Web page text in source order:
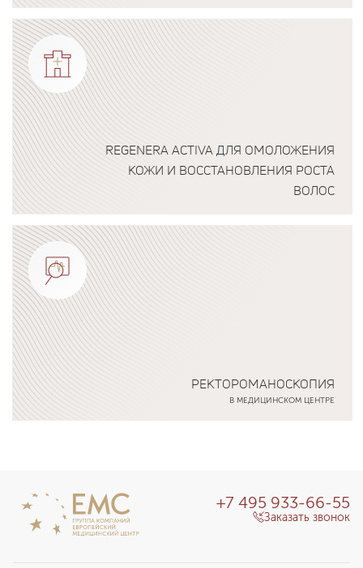
Подробнее о программе
REGENERA ACTIVA ДЛЯ ОМОЛОЖЕНИЯ
КОЖИ И ВОССТАНОВЛЕНИЯ РОСТА
ВОЛОС
Подробнее о программе
РЕКТОРОМАНОСКОПИЯ
В МЕДИЦИНСКОМ ЦЕНТРЕ
+7 495 933-66-55
Заказать звонок